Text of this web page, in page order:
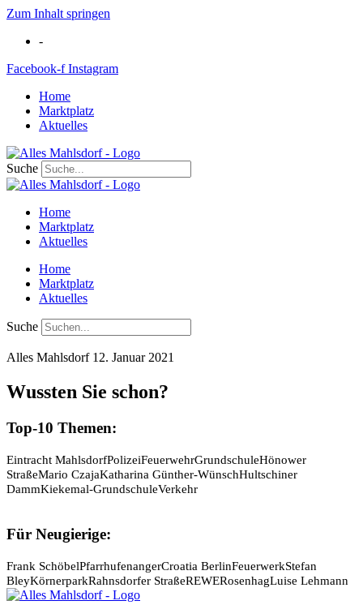
Zum Inhalt springen
-
Facebook-f Instagram
Home
Marktplatz
Aktuelles
Suche
Home
Marktplatz
Aktuelles
Home
Marktplatz
Aktuelles
Suche
Alles Mahlsdorf 12. Januar 2021
Wussten Sie schon?
Top-10 Themen:
Eintracht MahlsdorfPolizeiFeuerwehrGrundschuleHönower
StraßeMario CzajaKatharina Günther-WünschHultschiner
DammKiekemal-GrundschuleVerkehr
Für Neugierige:
Frank SchöbelPfarrhufenangerCroatia BerlinFeuerwerkStefan
BleyKörnerparkRahnsdorfer StraßeREWERosenhagLuise Lehmann